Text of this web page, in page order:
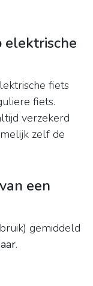
elektrische
fiets
fiets.
verzekerd
zelf de
een
gemiddeld
.